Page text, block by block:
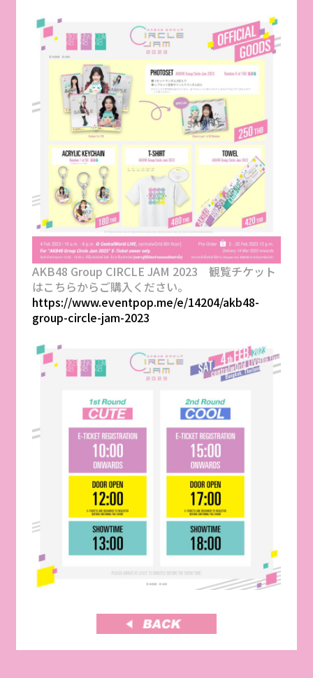
AKB48 Group CIRCLE JAM 2023 観覧チケット
はこちらからご購入ください。
https://www.eventpop.me/e/14204/akb48-
group-circle-jam-2023